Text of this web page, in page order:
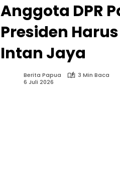
Anggota DPR
Presiden
Intan Jaya
Berita Papua
3 Min Baca
6 Juli 2026